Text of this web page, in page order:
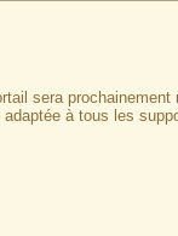
sera prochainement
à tous les